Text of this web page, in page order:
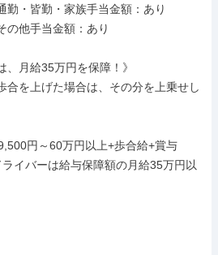
勤・皆勤・家族手当金額：あり
の他手当金額：あり
、月給35万円を保障！》
合を上げた場合は、その分を上乗せし
円～60万円以上+歩合給+賞与
イバーは給与保障額の月給35万円以